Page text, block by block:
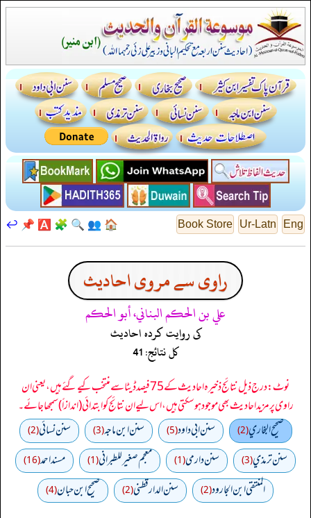
Eng
Ur-Latn
Book Store
🏠
👥
🔍
🧩
🅰️
📌
↩️
راوی سے مروی احادیث
علي بن الحكم البناني، أبو الحكم
کی روایت کردہ احادیث
کل نتائج: 41
نوٹ: درج ذیل نتائج ذخیرہ احادیث کے 75 فیصد ڈیٹا سے منتخب کیے گئے ہیں، یعنی ان
راوی پر مزید احادیث بھی موجود ہو سکتی ہیں، اس لیے ان نتائج کو ابتدائی (اندازاً) سمجھا جائے۔
صحيح البخاري(2) سنن ابي داود(5) سنن ابن ماجه(3) سنن نسائي(2)
سنن ترمذي(3) سنن دارمي(1) معجم صغير للطبراني(1) مسند احمد(16)
المنتقى ابن الجارود(2) سنن الدارقطني(2) صحیح ابن حبان(4)